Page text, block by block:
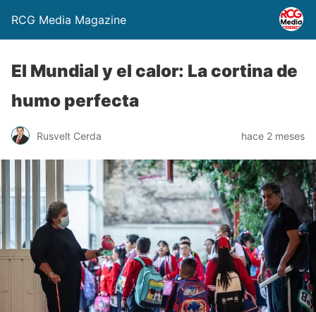
RCG Media Magazine
El Mundial y el calor: La cortina de
humo perfecta
Rusvelt Cerda hace 2 meses